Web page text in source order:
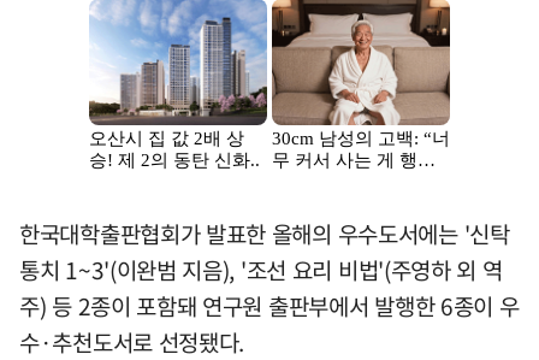
한국대학출판협회가 발표한 올해의 우수도서에는 '신탁
통치 1~3'(이완범 지음), '조선 요리 비법'(주영하 외 역
주) 등 2종이 포함돼 연구원 출판부에서 발행한 6종이 우
수·추천도서로 선정됐다.